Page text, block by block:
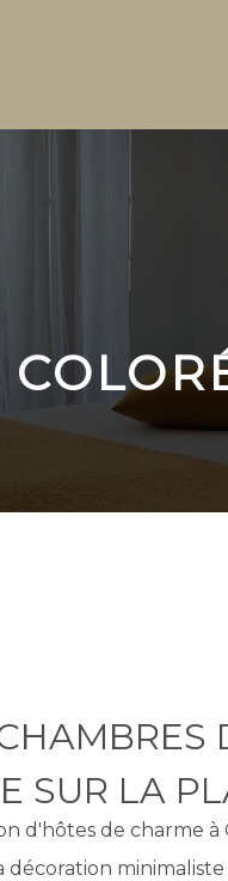
SUR LA
d'hôtes de charme
décoration minimaliste